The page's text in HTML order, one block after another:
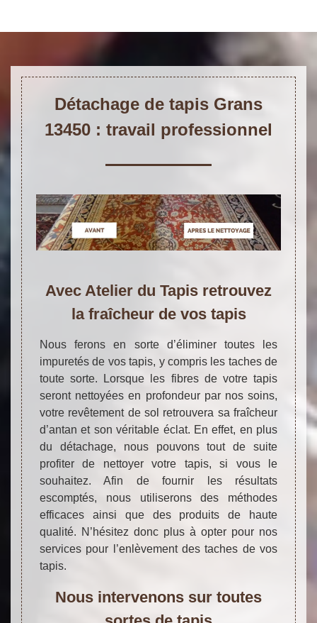
Détachage de tapis Grans
13450 : travail professionnel
Avec Atelier du Tapis retrouvez
la fraîcheur de vos tapis
Nous ferons en sorte d’éliminer toutes les
impuretés de vos tapis, y compris les taches de
toute sorte. Lorsque les fibres de votre tapis
seront nettoyées en profondeur par nos soins,
votre revêtement de sol retrouvera sa fraîcheur
d’antan et son véritable éclat. En effet, en plus
du détachage, nous pouvons tout de suite
profiter de nettoyer votre tapis, si vous le
souhaitez. Afin de fournir les résultats
escomptés, nous utiliserons des méthodes
efficaces ainsi que des produits de haute
qualité. N’hésitez donc plus à opter pour nos
services pour l’enlèvement des taches de vos
tapis.
Nous intervenons sur toutes